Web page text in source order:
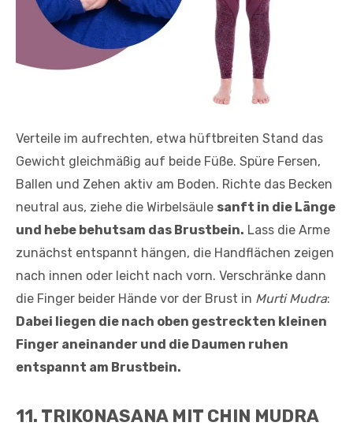
Verteile im aufrechten, etwa hüftbreiten Stand das
Gewicht gleichmäßig auf beide Füße. Spüre Fersen,
Ballen und Zehen aktiv am Boden. Richte das Becken
neutral aus, ziehe die Wirbelsäule sanft in die Länge
und hebe behutsam das Brustbein. Lass die Arme
zunächst entspannt hängen, die Handflächen zeigen
nach innen oder leicht nach vorn. Verschränke dann
die Finger beider Hände vor der Brust in Murti Mudra:
Dabei liegen die nach oben gestreckten kleinen
Finger aneinander und die Daumen ruhen
entspannt am Brustbein.
11. TRIKONASANA MIT CHIN MUDRA